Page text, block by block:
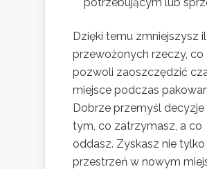
Dzięki temu zmniejszysz
przewożonych rzeczy, co
pozwoli zaoszczędzić
miejsce podczas
Dobrze przemyśl decyzje
tym, co zatrzymasz, a co
oddasz. Zyskasz nie tylko
przestrzeń w nowym